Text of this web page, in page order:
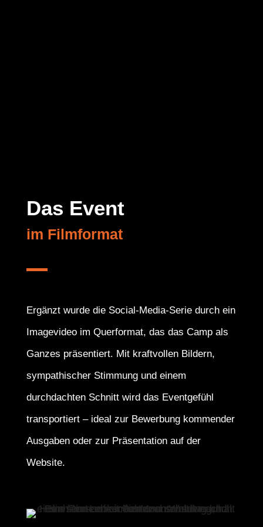
Das Event
im Filmformat
Ergänzt wurde die Social-Media-Serie durch ein
Imagevideo im Querformat, das das Camp als
Ganzes präsentiert. Mit kraftvollen Bildern,
sympathischer Stimmung und einem
durchdachten Schnitt wird das Eventgefühl
transportiert – ideal zur Bewerbung kommender
Ausgaben oder zur Präsentation auf der
Website.